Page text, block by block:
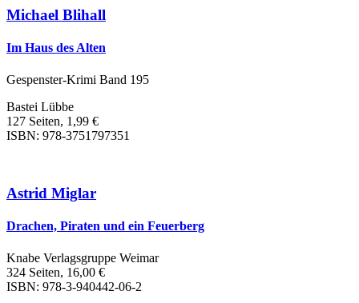
Michael Blihall
Im Haus des Alten
Gespenster-Krimi Band 195
Bastei Lübbe
127 Seiten, 1,99 €
ISBN: 978-3751797351
Astrid Miglar
Drachen, Piraten und ein Feuerberg
Knabe Verlagsgruppe Weimar
324 Seiten, 16,00 €
ISBN: 978-3-940442-06-2